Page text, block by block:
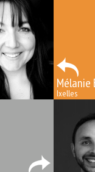
Mélanie
Ixelles